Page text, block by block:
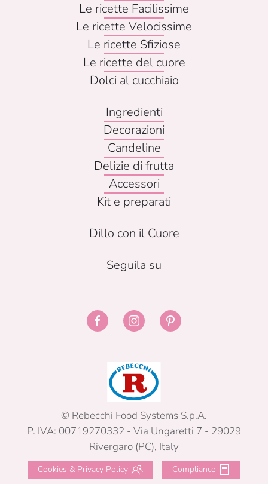
Le ricette Facilissime
Le ricette Velocissime
Le ricette Sfiziose
Le ricette del cuore
Dolci al cucchiaio
Ingredienti
Decorazioni
Candeline
Delizie di frutta
Accessori
Kit e preparati
Dillo con il Cuore
Seguila su
© Rebecchi Food Systems S.p.A.
P. IVA: 00719270332 - Via Ungaretti 7 - 29029
Rivergaro (PC), Italy
Cookies & Privacy Policy Compliance